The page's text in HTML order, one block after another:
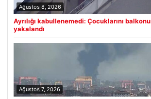
Ağustos 8, 2026
Ayrılığı kabullenemedi: Çocuklarını
yakalandı
Ağustos 7, 2026